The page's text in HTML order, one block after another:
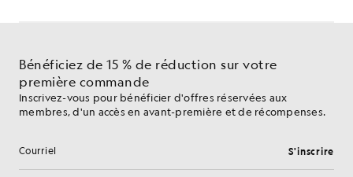
Bénéficiez de 15 % de réduction sur votre
première commande
Inscrivez-vous pour bénéficier d'offres réservées aux
membres, d'un accès en avant-première et de récompenses.
Adresse e-mail S'inscrire